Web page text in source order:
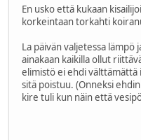
En usko että kukaan
korkeintaan torkahti
La päivän valjetessa
ainakaan kaikilla ollut
elimistö ei ehdi
sitä poistuu. (Onneksi
kire tuli kun näin että